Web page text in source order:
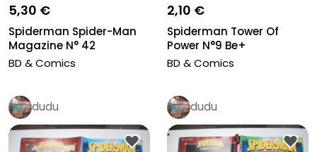
5,30 €
Spiderman Spider-Man
Magazine N° 42
Novembre 2008...
BD & Comics
2,10 €
Spiderman Tower Of
Power N°9 Be+
BD & Comics
dudu dudu